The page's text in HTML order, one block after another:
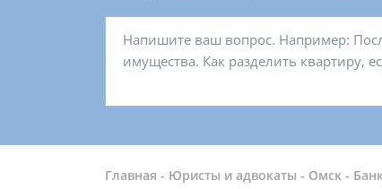
Главная - Юристы и адвокаты - Омск -